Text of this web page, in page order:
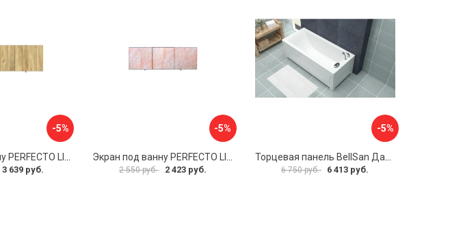
-5%
3 639 руб.
-5%
2 550 руб. 2 423 руб.
-5%
6 750 руб. 6 413 руб.